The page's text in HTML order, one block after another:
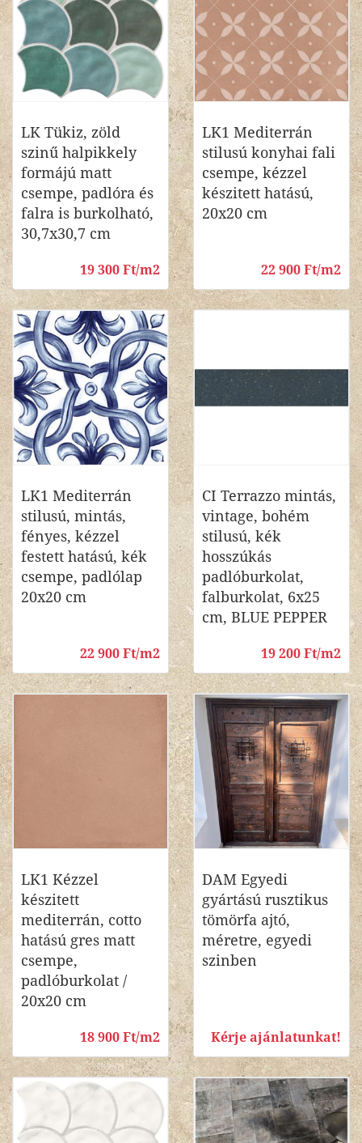
LK Tükiz, zöld
szinű halpikkely
formájú matt
csempe, padlóra és
falra is burkolható,
30,7x30,7 cm
19 300 Ft/m2
LK1 Mediterrán
stilusú konyhai fali
csempe, kézzel
készitett hatású,
20x20 cm
22 900 Ft/m2
LK1 Mediterrán
stilusú, mintás,
fényes, kézzel
festett hatású, kék
csempe, padlólap
20x20 cm
22 900 Ft/m2
CI Terrazzo mintás,
vintage, bohém
stilusú, kék
hosszúkás
padlóburkolat,
falburkolat, 6x25
cm, BLUE PEPPER
19 200 Ft/m2
LK1 Kézzel
készitett
mediterrán, cotto
hatású gres matt
csempe,
padlóburkolat /
20x20 cm
18 900 Ft/m2
DAM Egyedi
gyártású rusztikus
tömörfa ajtó,
méretre, egyedi
szinben
Kérje ajánlatunkat!